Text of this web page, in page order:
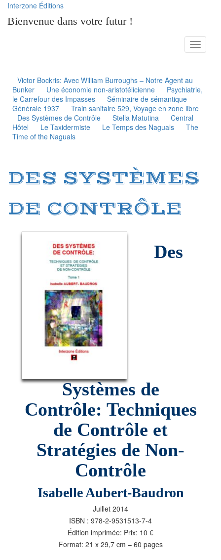
Interzone Éditions
Bienvenue dans votre futur !
Toggle
Victor Bockris: Avec William Burroughs – Notre Agent au
Bunker
Une économie non-aristotélicienne
Psychiatrie,
le Carrefour des Impasses
Séminaire de sémantique
Générale 1937
Train sanitaire 529, Voyage en zone libre
Des Systèmes de Contrôle
Stella Matutina
Central
Hôtel
Le Taxidermiste Le Temps des Naguals
The
Time of the Naguals
DES SYSTÈMES
DE CONTRÔLE
Des
Systèmes de
Contrôle: Techniques
de Contrôle et
Stratégies de Non-
Contrôle
Isabelle Aubert-Baudron
Juillet 2014
ISBN : 978-2-9531513-7-4
Édition imprimée: Prix: 10 €
Format: 21 x 29,7 cm – 60 pages